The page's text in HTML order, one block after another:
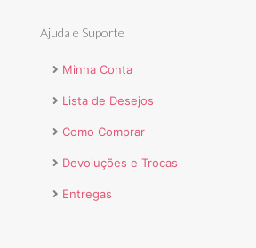
Ajuda e Suporte
Minha Conta
Lista de Desejos
Como Comprar
Devoluções e Trocas
Entregas